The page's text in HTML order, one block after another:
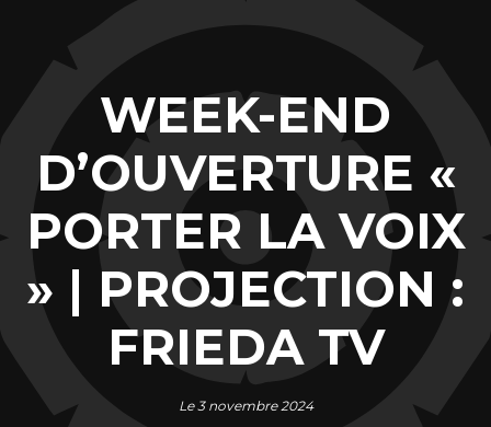
WEEK-END
D’OUVERTURE «
PORTER LA VOIX
» | PROJECTION :
FRIEDA TV
Le 3 novembre 2024